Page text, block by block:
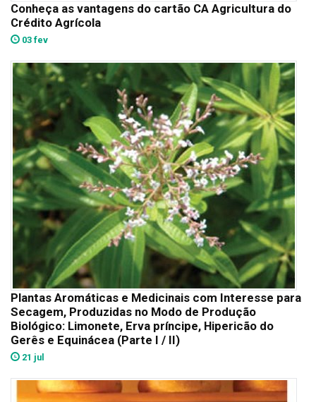
Conheça as vantagens do cartão CA Agricultura do
Crédito Agrícola
03 fev
Plantas Aromáticas e Medicinais com Interesse para
Secagem, Produzidas no Modo de Produção
Biológico: Limonete, Erva príncipe, Hipericão do
Gerês e Equinácea (Parte I / II)
21 jul